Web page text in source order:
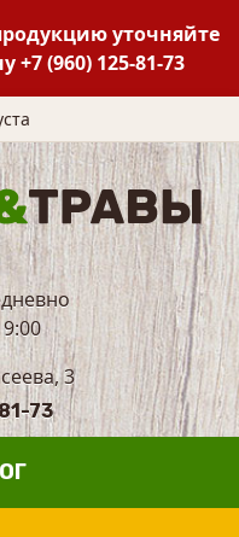
уточняйте
+7 (960) 125-81-73
3
73